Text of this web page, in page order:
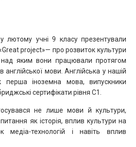
у лютому учні 9 класу презентували
project»— про розвиток культури
над яким вони працювали протягом
англійської мови. Англійська у нашій
перша іноземна мова, випускники
сертифікати рівня С1.
не лише мови й культури,
як історія, вплив культури на
медіа-технологій і навіть вплив